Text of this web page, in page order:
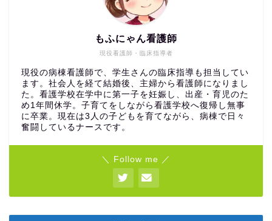
現役看護師・臨床指導者
もふにゃん看護師
現役の病棟看護師で、学生さんの臨床指導も担当してい
ます。社会人を経て結婚後、主婦から看護師になりまし
た。看護学校在学中に第一子を妊娠し、出産・育児のた
め1年間休学。子育てをしながら看護学校へ復帰し無事
に卒業。現在は3人の子どもを育てながら、病棟で日々
奮闘しているナースです。
＼ Follow me ／